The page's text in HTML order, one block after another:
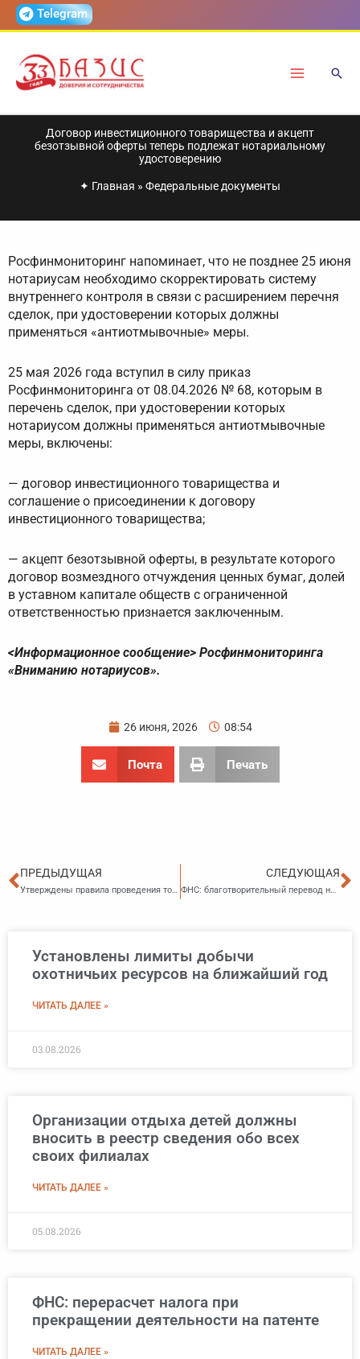
ПерейтиTelegram
Договор инвестиционного товарищества и акцепт
безотзывной оферты теперь подлежат нотариальному
удостоверению
✦ Главная » Федеральные документы
Росфинмониторинг напоминает, что не позднее 25 июня
нотариусам необходимо скорректировать систему
внутреннего контроля в связи с расширением перечня
сделок, при удостоверении которых должны
применяться «антиотмывочные» меры.
25 мая 2026 года вступил в силу приказ
Росфинмониторинга от 08.04.2026 № 68, которым в
перечень сделок, при удостоверении которых
нотариусом должны применяться антиотмывочные
меры, включены:
— договор инвестиционного товарищества и
соглашение о присоединении к договору
инвестиционного товарищества;
— акцепт безотзывной оферты, в результате которого
договор возмездного отчуждения ценных бумаг, долей
в уставном капитале обществ с ограниченной
ответственностью признается заключенным.
<Информационное сообщение> Росфинмониторинга
«Вниманию нотариусов».
26 июня, 2026 08:54
Почта Печать
Пред
ПРЕДЫДУЩАЯ
Утверждены правила проведения торгов на установку и эксплуатацию рекламной конструкции
СЛЕДУЮЩАЯ
ФНС: благотворительный перевод не гарантирует налоговый вычет
Установлены лимиты добычи
охотничьих ресурсов на ближайший год
ЧИТАТЬ ДАЛЕЕ »
03.08.2026
Организации отдыха детей должны
вносить в реестр сведения обо всех
своих филиалах
ЧИТАТЬ ДАЛЕЕ »
05.08.2026
ФНС: перерасчет налога при
прекращении деятельности на патенте
ЧИТАТЬ ДАЛЕЕ »